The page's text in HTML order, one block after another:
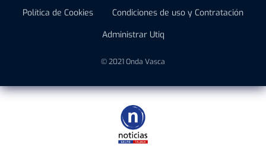
Política de Cookies
Condiciones de uso y Contratación
Administrar Utiq
© 2021 Onda Vasca